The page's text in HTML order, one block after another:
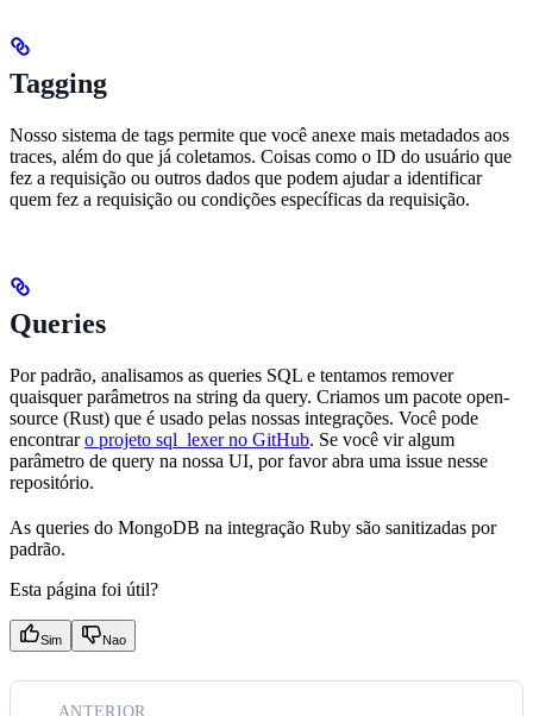
Tagging
Nosso sistema de tags permite que você anexe mais metadados aos
traces, além do que já coletamos. Coisas como o ID do usuário que
fez a requisição ou outros dados que podem ajudar a identificar
quem fez a requisição ou condições específicas da requisição.
Queries
Por padrão, analisamos as queries SQL e tentamos remover
quaisquer parâmetros na string da query. Criamos um pacote open-
source (Rust) que é usado pelas nossas integrações. Você pode
encontraro projeto sql_lexer no GitHub. Se você vir algum
parâmetro de query na nossa UI, por favor abra uma issue nesse
repositório.
As queries do MongoDB na integração Ruby são sanitizadas por
padrão.
Esta página foi útil?
Sim Nao
ANTERIOR